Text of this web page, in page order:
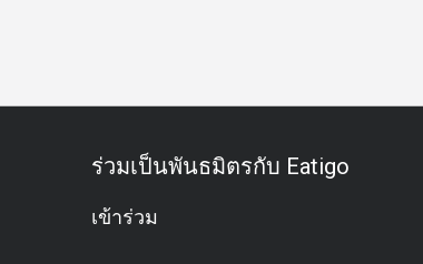
ร่วมเป็นพันธมิตรกับ Eatigo
เข้าร่วม